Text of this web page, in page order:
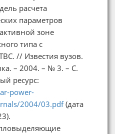
расчета
параметров
зоне
типа с
// Известия вузов.
– 2004. – № 3. – С.
ресурс:
power-
2004/03.pdf(дата